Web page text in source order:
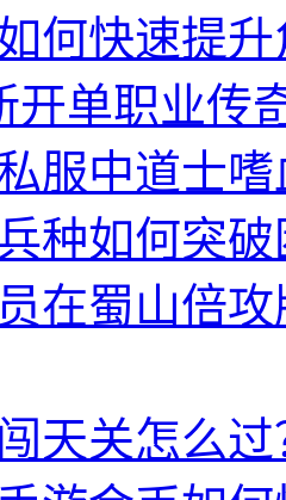
何快速提
开单职业传
服中道士
种如何突
在蜀山倍
天关怎么